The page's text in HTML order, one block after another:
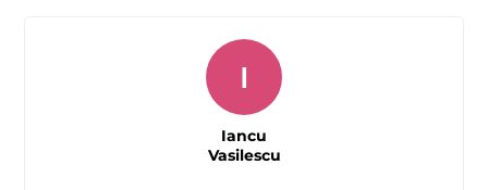
I
Iancu
Vasilescu